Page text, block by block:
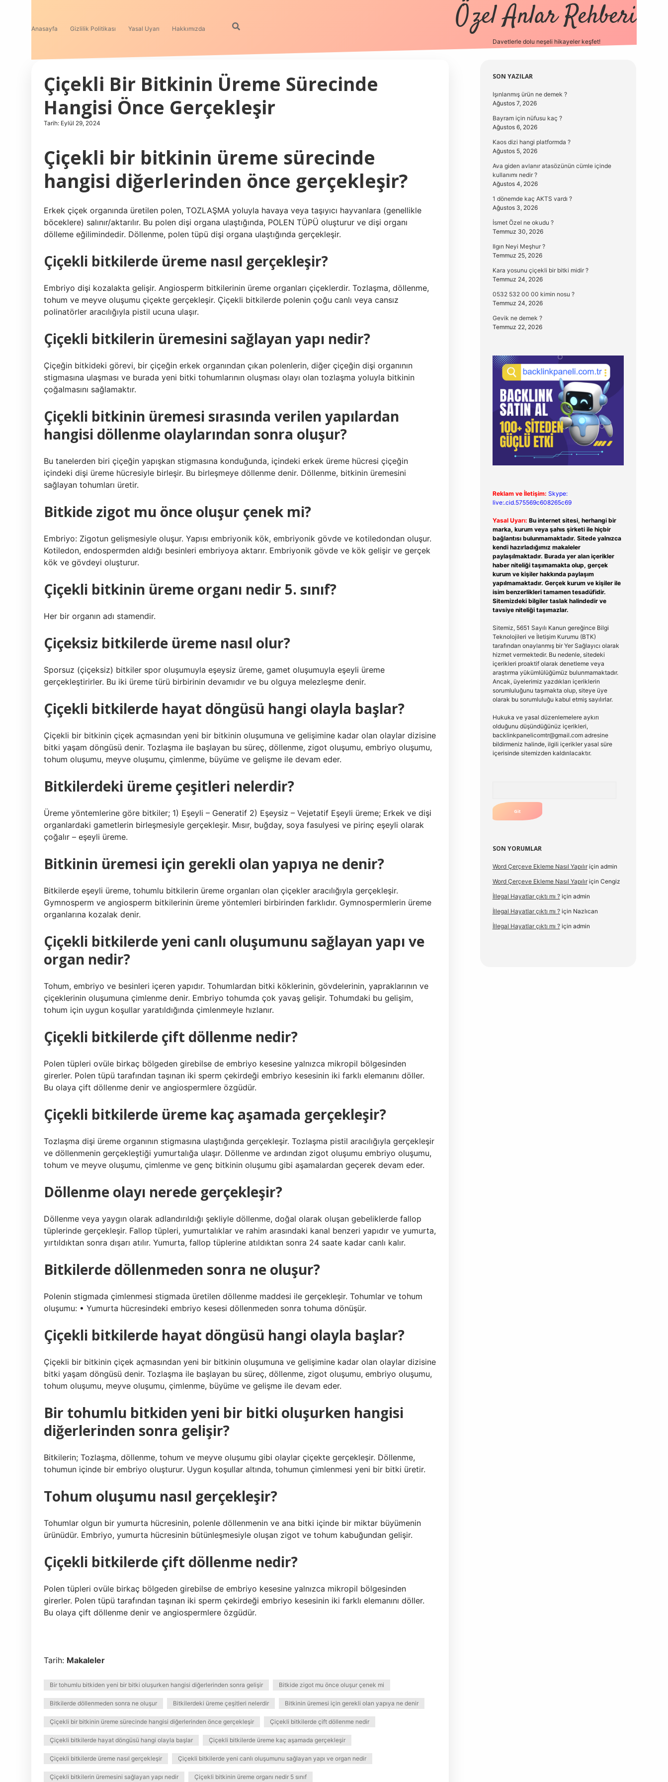
Anasayfa Gizlilik Politikası Yasal Uyarı Hakkımızda Özel Anlar Rehberi
Davetlerle dolu neşeli hikayeler keşfet!
Çiçekli Bir Bitkinin Üreme Sürecinde
Hangisi Önce Gerçekleşir
Tarih: Eylül 29, 2024
Çiçekli bir bitkinin üreme sürecinde
hangisi diğerlerinden önce gerçekleşir?
Erkek çiçek organında üretilen polen, TOZLAŞMA yoluyla havaya veya taşıyıcı hayvanlara (genellikle
böceklere) salınır/aktarılır. Bu polen dişi organa ulaştığında, POLEN TÜPÜ oluşturur ve dişi organı
dölleme eğilimindedir. Döllenme, polen tüpü dişi organa ulaştığında gerçekleşir.
Çiçekli bitkilerde üreme nasıl gerçekleşir?
Embriyo dişi kozalakta gelişir. Angiosperm bitkilerinin üreme organları çiçeklerdir. Tozlaşma, döllenme,
tohum ve meyve oluşumu çiçekte gerçekleşir. Çiçekli bitkilerde polenin çoğu canlı veya cansız
polinatörler aracılığıyla pistil ucuna ulaşır.
Çiçekli bitkilerin üremesini sağlayan yapı nedir?
Çiçeğin bitkideki görevi, bir çiçeğin erkek organından çıkan polenlerin, diğer çiçeğin dişi organının
stigmasına ulaşması ve burada yeni bitki tohumlarının oluşması olayı olan tozlaşma yoluyla bitkinin
çoğalmasını sağlamaktır.
Çiçekli bitkinin üremesi sırasında verilen yapılardan
hangisi döllenme olaylarından sonra oluşur?
Bu tanelerden biri çiçeğin yapışkan stigmasına konduğunda, içindeki erkek üreme hücresi çiçeğin
içindeki dişi üreme hücresiyle birleşir. Bu birleşmeye döllenme denir. Döllenme, bitkinin üremesini
sağlayan tohumları üretir.
Bitkide zigot mu önce oluşur çenek mi?
Embriyo: Zigotun gelişmesiyle oluşur. Yapısı embriyonik kök, embriyonik gövde ve kotiledondan oluşur.
Kotiledon, endospermden aldığı besinleri embriyoya aktarır. Embriyonik gövde ve kök gelişir ve gerçek
kök ve gövdeyi oluşturur.
Çiçekli bitkinin üreme organı nedir 5. sınıf?
Her bir organın adı stamendir.
Çiçeksiz bitkilerde üreme nasıl olur?
Sporsuz (çiçeksiz) bitkiler spor oluşumuyla eşeysiz üreme, gamet oluşumuyla eşeyli üreme
gerçekleştirirler. Bu iki üreme türü birbirinin devamıdır ve bu olguya melezleşme denir.
Çiçekli bitkilerde hayat döngüsü hangi olayla başlar?
Çiçekli bir bitkinin çiçek açmasından yeni bir bitkinin oluşumuna ve gelişimine kadar olan olaylar dizisine
bitki yaşam döngüsü denir. Tozlaşma ile başlayan bu süreç, döllenme, zigot oluşumu, embriyo oluşumu,
tohum oluşumu, meyve oluşumu, çimlenme, büyüme ve gelişme ile devam eder.
Bitkilerdeki üreme çeşitleri nelerdir?
Üreme yöntemlerine göre bitkiler; 1) Eşeyli – Generatif 2) Eşeysiz – Vejetatif Eşeyli üreme; Erkek ve dişi
organlardaki gametlerin birleşmesiyle gerçekleşir. Mısır, buğday, soya fasulyesi ve pirinç eşeyli olarak
çoğalır – eşeyli üreme.
Bitkinin üremesi için gerekli olan yapıya ne denir?
Bitkilerde eşeyli üreme, tohumlu bitkilerin üreme organları olan çiçekler aracılığıyla gerçekleşir.
Gymnosperm ve angiosperm bitkilerinin üreme yöntemleri birbirinden farklıdır. Gymnospermlerin üreme
organlarına kozalak denir.
Çiçekli bitkilerde yeni canlı oluşumunu sağlayan yapı ve
organ nedir?
Tohum, embriyo ve besinleri içeren yapıdır. Tohumlardan bitki köklerinin, gövdelerinin, yapraklarının ve
çiçeklerinin oluşumuna çimlenme denir. Embriyo tohumda çok yavaş gelişir. Tohumdaki bu gelişim,
tohum için uygun koşullar yaratıldığında çimlenmeyle hızlanır.
Çiçekli bitkilerde çift döllenme nedir?
Polen tüpleri ovüle birkaç bölgeden girebilse de embriyo kesesine yalnızca mikropil bölgesinden
girerler. Polen tüpü tarafından taşınan iki sperm çekirdeği embriyo kesesinin iki farklı elemanını döller.
Bu olaya çift döllenme denir ve angiospermlere özgüdür.
Çiçekli bitkilerde üreme kaç aşamada gerçekleşir?
Tozlaşma dişi üreme organının stigmasına ulaştığında gerçekleşir. Tozlaşma pistil aracılığıyla gerçekleşir
ve döllenmenin gerçekleştiği yumurtalığa ulaşır. Döllenme ve ardından zigot oluşumu embriyo oluşumu,
tohum ve meyve oluşumu, çimlenme ve genç bitkinin oluşumu gibi aşamalardan geçerek devam eder.
Döllenme olayı nerede gerçekleşir?
Döllenme veya yaygın olarak adlandırıldığı şekliyle döllenme, doğal olarak oluşan gebeliklerde fallop
tüplerinde gerçekleşir. Fallop tüpleri, yumurtalıklar ve rahim arasındaki kanal benzeri yapıdır ve yumurta,
yırtıldıktan sonra dışarı atılır. Yumurta, fallop tüplerine atıldıktan sonra 24 saate kadar canlı kalır.
Bitkilerde döllenmeden sonra ne oluşur?
Polenin stigmada çimlenmesi stigmada üretilen döllenme maddesi ile gerçekleşir. Tohumlar ve tohum
oluşumu: • Yumurta hücresindeki embriyo kesesi döllenmeden sonra tohuma dönüşür.
Çiçekli bitkilerde hayat döngüsü hangi olayla başlar?
Çiçekli bir bitkinin çiçek açmasından yeni bir bitkinin oluşumuna ve gelişimine kadar olan olaylar dizisine
bitki yaşam döngüsü denir. Tozlaşma ile başlayan bu süreç, döllenme, zigot oluşumu, embriyo oluşumu,
tohum oluşumu, meyve oluşumu, çimlenme, büyüme ve gelişme ile devam eder.
Bir tohumlu bitkiden yeni bir bitki oluşurken hangisi
diğerlerinden sonra gelişir?
Bitkilerin; Tozlaşma, döllenme, tohum ve meyve oluşumu gibi olaylar çiçekte gerçekleşir. Döllenme,
tohumun içinde bir embriyo oluşturur. Uygun koşullar altında, tohumun çimlenmesi yeni bir bitki üretir.
Tohum oluşumu nasıl gerçekleşir?
Tohumlar olgun bir yumurta hücresinin, polenle döllenmenin ve ana bitki içinde bir miktar büyümenin
ürünüdür. Embriyo, yumurta hücresinin bütünleşmesiyle oluşan zigot ve tohum kabuğundan gelişir.
Çiçekli bitkilerde çift döllenme nedir?
Polen tüpleri ovüle birkaç bölgeden girebilse de embriyo kesesine yalnızca mikropil bölgesinden
girerler. Polen tüpü tarafından taşınan iki sperm çekirdeği embriyo kesesinin iki farklı elemanını döller.
Bu olaya çift döllenme denir ve angiospermlere özgüdür.
Tarih: Makaleler
Bir tohumlu bitkiden yeni bir bitki oluşurken hangisi diğerlerinden sonra gelişir Bitkide zigot mu önce oluşur çenek mi
Bitkilerde döllenmeden sonra ne oluşur Bitkilerdeki üreme çeşitleri nelerdir Bitkinin üremesi için gerekli olan yapıya ne denir
Çiçekli bir bitkinin üreme sürecinde hangisi diğerlerinden önce gerçekleşir Çiçekli bitkilerde çift döllenme nedir
Çiçekli bitkilerde hayat döngüsü hangi olayla başlar Çiçekli bitkilerde üreme kaç aşamada gerçekleşir
Çiçekli bitkilerde üreme nasıl gerçekleşir Çiçekli bitkilerde yeni canlı oluşumunu sağlayan yapı ve organ nedir
Çiçekli bitkilerin üremesini sağlayan yapı nedir Çiçekli bitkinin üreme organı nedir 5 sınıf
Sidebar
SON YAZILAR
Işınlanmış ürün ne demek ?
Ağustos 7, 2026
Bayram için nüfusu kaç ?
Ağustos 6, 2026
Kaos dizi hangi platformda ?
Ağustos 5, 2026
Ava giden avlanır atasözünün cümle içinde
kullanımı nedir ?
Ağustos 4, 2026
1 dönemde kaç AKTS vardı ?
Ağustos 3, 2026
İsmet Özel ne okudu ?
Temmuz 30, 2026
Ilgın Neyi Meşhur ?
Temmuz 25, 2026
Kara yosunu çiçekli bir bitki midir ?
Temmuz 24, 2026
0532 532 00 00 kimin nosu ?
Temmuz 24, 2026
Gevik ne demek ?
Temmuz 22, 2026
Reklam ve İletişim: Skype:
live:.cid.575569c608265c69
Yasal Uyarı: Bu internet sitesi, herhangi bir
marka, kurum veya şahıs şirketi ile hiçbir
bağlantısı bulunmamaktadır. Sitede yalnızca
kendi hazırladığımız makaleler
paylaşılmaktadır. Burada yer alan içerikler
haber niteliği taşımamakta olup, gerçek
kurum ve kişiler hakkında paylaşım
yapılmamaktadır. Gerçek kurum ve kişiler ile
isim benzerlikleri tamamen tesadüfidir.
Sitemizdeki bilgiler taslak halindedir ve
tavsiye niteliği taşımazlar.
Sitemiz, 5651 Sayılı Kanun gereğince Bilgi
Teknolojileri ve İletişim Kurumu (BTK)
tarafından onaylanmış bir Yer Sağlayıcı olarak
hizmet vermektedir. Bu nedenle, sitedeki
içerikleri proaktif olarak denetleme veya
araştırma yükümlülüğümüz bulunmamaktadır.
Ancak, üyelerimiz yazdıkları içeriklerin
sorumluluğunu taşımakta olup, siteye üye
olarak bu sorumluluğu kabul etmiş sayılırlar.
Hukuka ve yasal düzenlemelere aykırı
olduğunu düşündüğünüz içerikleri,
backlinkpanelicomtr@gmail.comadresine
bildirmeniz halinde, ilgili içerikler yasal süre
içerisinde sitemizden kaldırılacaktır.
SON YORUMLAR
Word Çerçeve Ekleme Nasıl Yapılıriçin admin
Word Çerçeve Ekleme Nasıl Yapılıriçin Cengiz
İllegal Hayatlar çıktı mı ?için admin
İllegal Hayatlar çıktı mı ?için Nazlıcan
İllegal Hayatlar çıktı mı ?için admin